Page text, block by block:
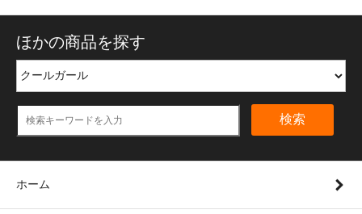
ほかの商品を探す
検索
ホーム